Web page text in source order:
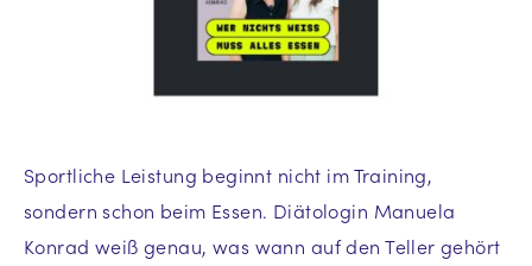
Sportliche Leistung beginnt nicht im Training,
sondern schon beim Essen. Diätologin Manuela
Konrad weiß genau, was wann auf den Teller gehört